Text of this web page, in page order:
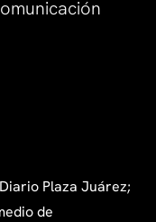
Plaza Juárez;
de